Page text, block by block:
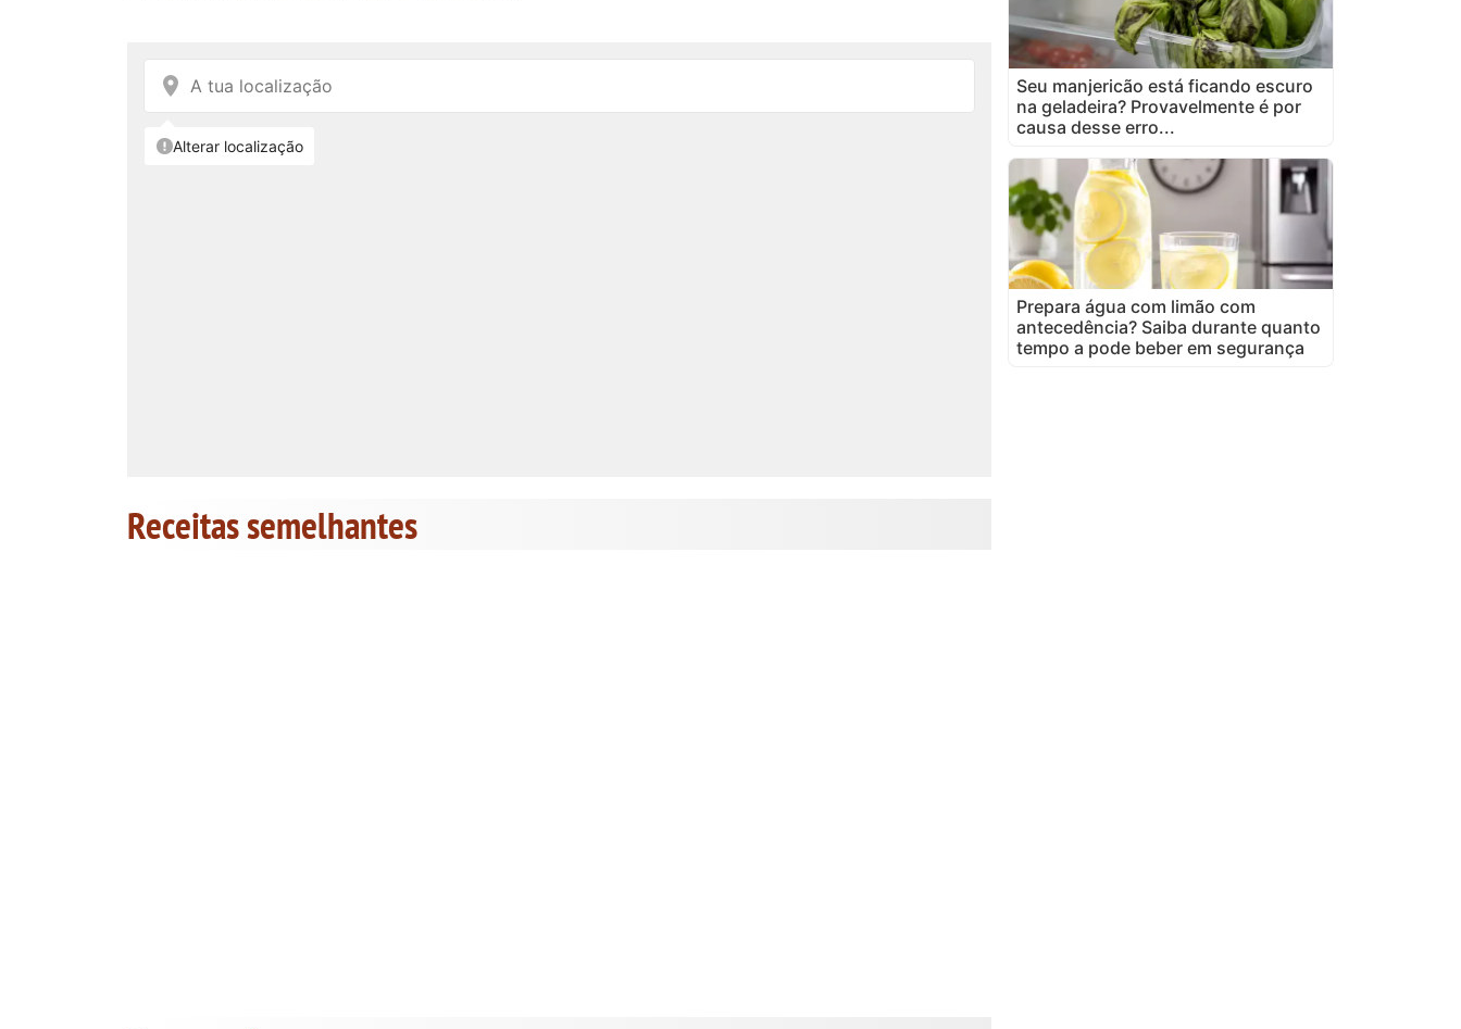
Receitas semelhantes
Seu manjericão está ficando escuro
na geladeira? Provavelmente é por
causa desse erro...
Prepara água com limão com
antecedência? Saiba durante quanto
tempo a pode beber em segurança